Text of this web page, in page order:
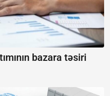
bazara təsiri